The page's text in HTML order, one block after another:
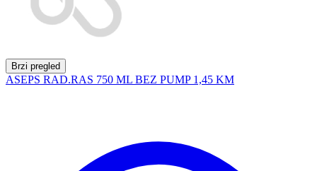
Brzi pregled
ASEPS RAD.RAS 750 ML BEZ PUMP 1,45 KM